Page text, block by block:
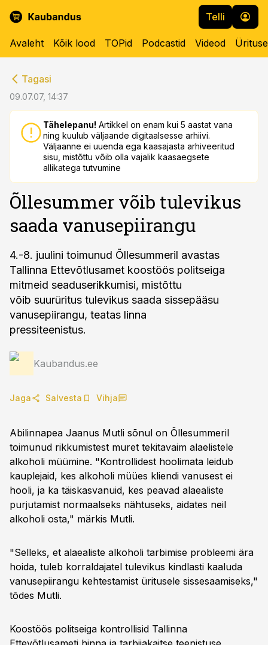
Telli
Avaleht Kõik lood TOPid Podcastid Videod
Tagasi
09.07.07, 14:37
Tähelepanu! Artikkel on enam kui 5 aastat vana
ning kuulub väljaande digitaalsesse arhiivi.
Väljaanne ei uuenda ega kaasajasta arhiveeritud
sisu, mistõttu võib olla vajalik kaasaegsete
allikatega tutvumine
Õllesummer võib tulevikus
saada vanusepiirangu
4.-8. juulini toimunud Õllesummeril avastas
Tallinna Ettevõtlusamet koostöös politseiga
mitmeid seaduserikkumisi, mistõttu
võib suurüritus tulevikus saada sissepääsu
vanusepiirangu, teatas linna
pressiteenistus.
Kaubandus.ee
Jaga Salvesta Vihja
Abilinnapea Jaanus Mutli sõnul on Õllesummeril
toimunud rikkumistest muret tekitavaim alaelistele
alkoholi müümine. "Kontrollidest hoolimata leidub
kauplejaid, kes alkoholi müües kliendi vanusest ei
hooli, ja ka täiskasvanuid, kes peavad alaealiste
purjutamist normaalseks nähtuseks, aidates neil
alkoholi osta," märkis Mutli.
"Selleks, et alaealiste alkoholi tarbimise probleemi ära
hoida, tuleb korraldajatel tulevikus kindlasti kaaluda
vanusepiirangu kehtestamist üritusele sissesaamiseks,"
tõdes Mutli.
Koostöös politseiga kontrollisid Tallinna